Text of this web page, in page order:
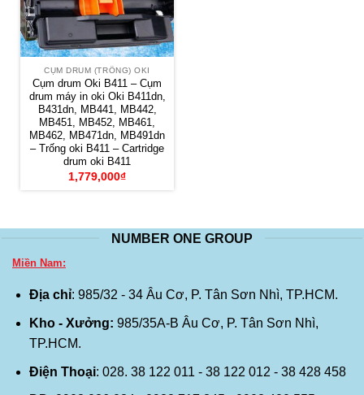
CỤM DRUM (TRỐNG) OKI
Cụm drum Oki B411 – Cụm
drum máy in oki Oki B411dn,
B431dn, MB441, MB442,
MB451, MB452, MB461,
MB462, MB471dn, MB491dn
– Trống oki B411 – Cartridge
drum oki B411
1,779,000₫
NUMBER ONE GROUP
Miền Nam:
Địa chỉ: 985/32 - 34 Âu Cơ, P. Tân Sơn Nhì, TP.HCM.
Kho - Xưởng: 985/35A-B Âu Cơ, P. Tân Sơn Nhì,
TP.HCM.
Điện Thoại: 028. 38 122 011 - 38 122 012 - 38 428 458